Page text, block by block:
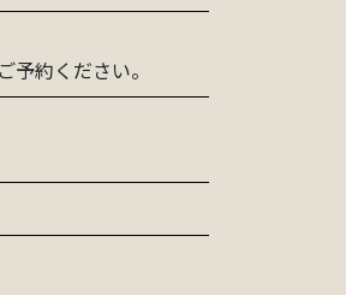
約ください。